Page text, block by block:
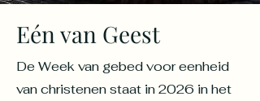
Eén van Geest
De Week van gebed voor eenheid
van christenen staat in 2026 in het